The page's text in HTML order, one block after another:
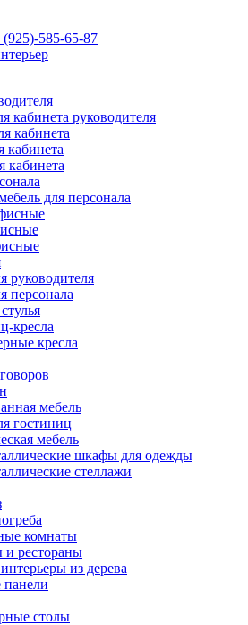
(925)-585-65-87
кабинета руководителя
кабинета
кабинета
кабинета
для персонала
руководителя
персонала
кресла
кресла
мебель
гостиниц
мебель
шкафы для одежды
стеллажи
комнаты
рестораны
из дерева
столы